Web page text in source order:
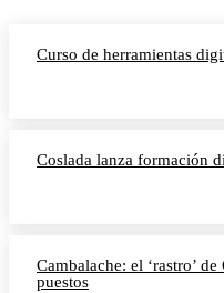
Curso de herramientas
Coslada lanza formación
Cambalache: el ‘rastro’
puestos